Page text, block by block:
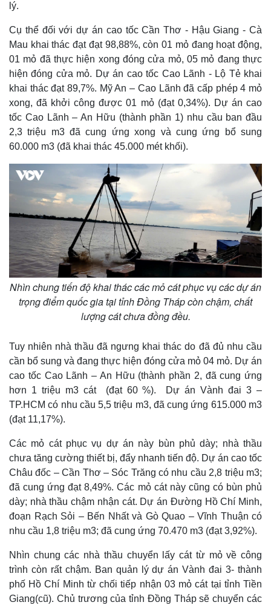
Thế giới
Quan sát
Cuộc sống đó đây
Hồ sơ
Multimedia
Video
Ảnh
E-Magazine
Infographic
lý.
Cụ thể đối với dự án cao tốc Cần Thơ - Hậu Giang - Cà
Mau khai thác đạt đạt 98,88%, còn 01 mỏ đang hoạt động,
01 mỏ đã thực hiện xong đóng cửa mỏ, 05 mỏ đang thực
hiện đóng cửa mỏ. Dự án cao tốc Cao Lãnh - Lộ Tẻ khai
khai thác đạt 89,7%. Mỹ An – Cao Lãnh đã cấp phép 4 mỏ
xong, đã khởi công được 01 mỏ (đạt 0,34%). Dự án cao
tốc Cao Lãnh – An Hữu (thành phần 1) nhu cầu ban đầu
2,3 triệu m3 đã cung ứng xong và cung ứng bổ sung
60.000 m3 (đã khai thác 45.000 mét khối).
Nhìn chung tiến độ khai thác các mỏ cát phục vụ các dự án
trọng điểm quốc gia tại tỉnh Đồng Tháp còn chậm, chất
lượng cát chưa đồng đều.
Tuy nhiên nhà thầu đã ngưng khai thác do đã đủ nhu cầu
cần bổ sung và đang thực hiện đóng cửa mỏ 04 mỏ. Dự án
cao tốc Cao Lãnh – An Hữu (thành phần 2, đã cung ứng
hơn 1 triệu m3 cát (đạt 60 %). Dự án Vành đai 3 –
TP.HCM có nhu cầu 5,5 triệu m3, đã cung ứng 615.000 m3
(đạt 11,17%).
Các mỏ cát phục vụ dự án này bùn phủ dày; nhà thầu
chưa tăng cường thiết bị, đẩy nhanh tiến độ. Dự án cao tốc
Châu đốc – Cần Thơ – Sóc Trăng có nhu cầu 2,8 triệu m3;
đã cung ứng đạt 8,49%. Các mỏ cát này cũng có bùn phủ
dày; nhà thầu chậm nhận cát. Dự án Đường Hồ Chí Minh,
đoạn Rạch Sỏi – Bến Nhất và Gò Quao – Vĩnh Thuận có
nhu cầu 1,8 triệu m3; đã cung ứng 70.470 m3 (đạt 3,92%).
Nhìn chung các nhà thầu chuyển lấy cát từ mỏ về công
trình còn rất chậm. Ban quản lý dự án Vành đai 3- thành
phố Hồ Chí Minh từ chối tiếp nhận 03 mỏ cát tại tỉnh Tiền
Giang(cũ). Chủ trương của tỉnh Đồng Tháp sẽ chuyển các